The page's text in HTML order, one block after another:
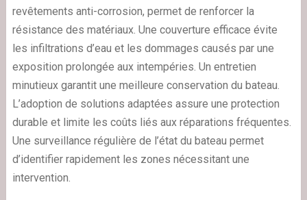
revêtements anti-corrosion, permet de renforcer la
résistance des matériaux. Une couverture efficace évite
les infiltrations d’eau et les dommages causés par une
exposition prolongée aux intempéries. Un entretien
minutieux garantit une meilleure conservation du bateau.
L’adoption de solutions adaptées assure une protection
durable et limite les coûts liés aux réparations fréquentes.
Une surveillance régulière de l’état du bateau permet
d’identifier rapidement les zones nécessitant une
intervention.